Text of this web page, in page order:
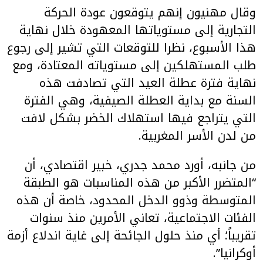
وقال مهنيون إنهم يتوقعون عودة الحركة
التجارية إلى مستوياتها المعهودة خلال نهاية
هذا الأسبوع، نظرا للتوقعات التي تشير إلى رجوع
طلب المستهلكين إلى مستوياته المعتادة، ومع
نهاية فترة عطلة العيد التي تصادفت هذه
السنة مع بداية العطلة الصيفية، وهي الفترة
التي يتراجع فيها استهلاك الخضر بشكل لافت
من لدن الأسر المغربية.
من جانبه، أورد محمد جدري، خبير اقتصادي، أن
“المتضرر الأكبر من هذه المناسبات هو الطبقة
المتوسطة وذوو الدخل المحدود، خاصة أن هذه
الفئات الاجتماعية، تعاني الأمرين منذ سنوات
تقريباً؛ أي منذ حلول الجائحة إلى غاية اندلاع أزمة
أوكرانيا”.